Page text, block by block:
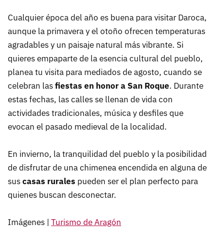
Cualquier época del año es buena para visitar Daroca,
aunque la primavera y el otoño ofrecen temperaturas
agradables y un paisaje natural más vibrante. Si
quieres empaparte de la esencia cultural del pueblo,
planea tu visita para mediados de agosto, cuando se
celebran lasfiestas en honor a San Roque. Durante
estas fechas, las calles se llenan de vida con
actividades tradicionales, música y desfiles que
evocan el pasado medieval de la localidad.
En invierno, la tranquilidad del pueblo y la posibilidad
de disfrutar de una chimenea encendida en alguna de
suscasas rurales pueden ser el plan perfecto para
quienes buscan desconectar.
Imágenes | Turismo de Aragón